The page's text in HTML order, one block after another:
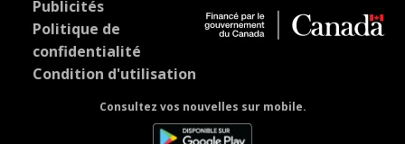
Publicités
Politique de
confidentialité
Condition d'utilisation
Consultez vos nouvelles sur mobile.